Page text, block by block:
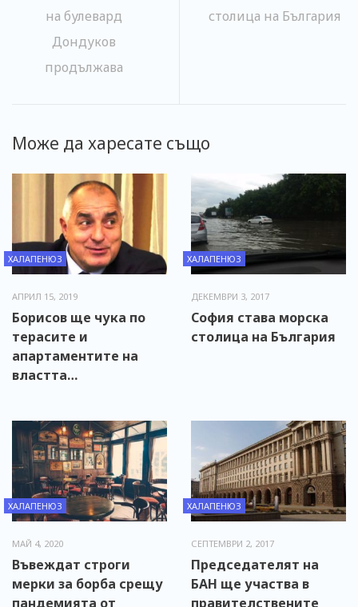
на булевард
Дондуков
продължава
столица на България
Може да харесате също
ХАЛАПЕНЮЗ
АПРИЛ 15, 2019
Борисов ще чука по
терасите и
апартаментите на
властта…
ХАЛАПЕНЮЗ
ДЕКЕМВРИ 3, 2017
София става морска
столица на България
ХАЛАПЕНЮЗ
МАЙ 4, 2020
Въвеждат строги
мерки за борба срещу
пандемията от
ХАЛАПЕНЮЗ
СЕПТЕМВРИ 2, 2017
Председателят на
БАН ще участва в
правителствените